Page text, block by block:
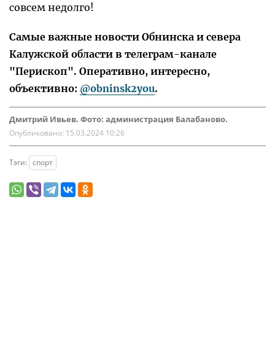
совсем недолго!
Самые важные новости Обнинска и севера
Калужской области в телеграм-канале
"Перископ". Оперативно, интересно,
объективно: @obninsk2you.
Дмитрий Ивьев. Фото: администрация Балабаново.
Опубликовано: 15.03.2024 10:26
Тэги: спорт